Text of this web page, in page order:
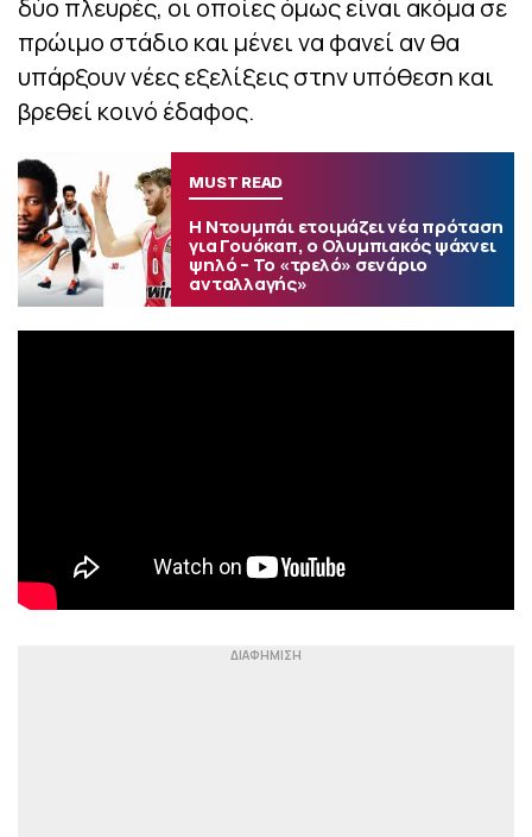
δύο πλευρές, οι οποίες όμως είναι ακόμα σε
πρώιμο στάδιο και μένει να φανεί αν θα
υπάρξουν νέες εξελίξεις στην υπόθεση και
βρεθεί κοινό έδαφος.
MUST READ
Η Ντουμπάι ετοιμάζει νέα πρόταση
για Γουόκαπ, ο Ολυμπιακός ψάχνει
ψηλό – Το «τρελό» σενάριο
ανταλλαγής»